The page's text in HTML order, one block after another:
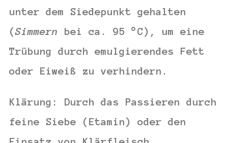
unter dem Siedepunkt gehalten
(Simmern bei ca. 95 °C), um eine
Trübung durch emulgierendes Fett
oder Eiweiß zu verhindern.
Klärung:
Durch das Passieren durch
feine Siebe (Etamin) oder den